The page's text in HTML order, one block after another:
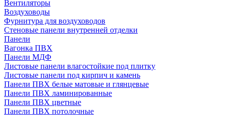
Вентиляторы
Воздуховоды
Фурнитура для воздуховодов
Стеновые панели внутренней отделки
Панели
Вагонка ПВХ
Панели МДФ
Листовые панели влагостойкие под плитку
Листовые панели под кирпич и камень
Панели ПВХ белые матовые и глянцевые
Панели ПВХ ламинированные
Панели ПВХ цветные
Панели ПВХ потолочные